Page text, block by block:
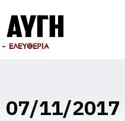
07/11/2017